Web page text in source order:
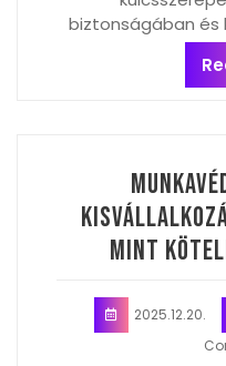
biztonságában és
mint
2025.12.20.